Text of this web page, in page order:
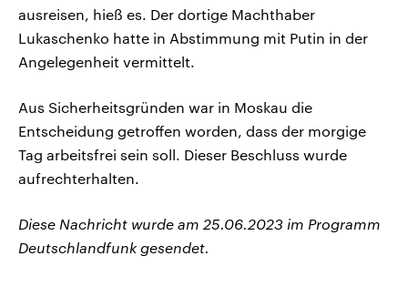
ausreisen, hieß es. Der dortige Machthaber
Lukaschenko hatte in Abstimmung mit Putin in der
Angelegenheit vermittelt.
Aus Sicherheitsgründen war in Moskau die
Entscheidung getroffen worden, dass der morgige
Tag arbeitsfrei sein soll. Dieser Beschluss wurde
aufrechterhalten.
Diese Nachricht wurde am 25.06.2023 im Programm
Deutschlandfunk gesendet.